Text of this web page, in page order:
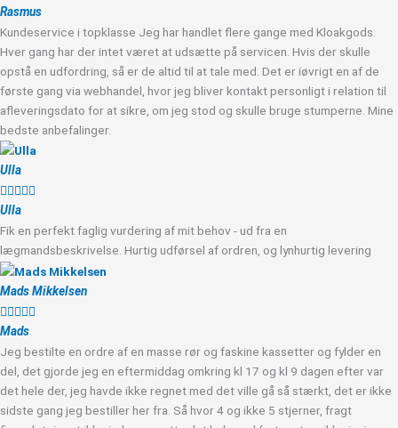
Rasmus
Kundeservice i topklasse Jeg har handlet flere gange med Kloakgods.
Hver gang har der intet været at udsætte på servicen. Hvis der skulle
opstå en udfordring, så er de altid til at tale med. Det er iøvrigt en af de
første gang via webhandel, hvor jeg bliver kontakt personligt i relation til
afleveringsdato for at sikre, om jeg stod og skulle bruge stumperne. Mine
bedste anbefalinger.
Ulla

Ulla
Fik en perfekt faglig vurdering af mit behov - ud fra en
lægmandsbeskrivelse. Hurtig udførsel af ordren, og lynhurtig levering
Mads Mikkelsen

Mads
Jeg bestilte en ordre af en masse rør og faskine kassetter og fylder en
del, det gjorde jeg en eftermiddag omkring kl 17 og kl 9 dagen efter var
det hele der, jeg havde ikke regnet med det ville gå så stærkt, det er ikke
sidste gang jeg bestiller her fra. Så hvor 4 og ikke 5 stjerner, fragt